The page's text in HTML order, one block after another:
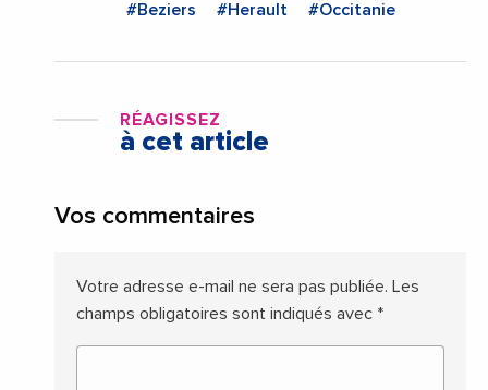
#Beziers #Herault #Occitanie
RÉAGISSEZ
à cet article
Vos commentaires
Votre adresse e-mail ne sera pas publiée. Les
champs obligatoires sont indiqués avec *